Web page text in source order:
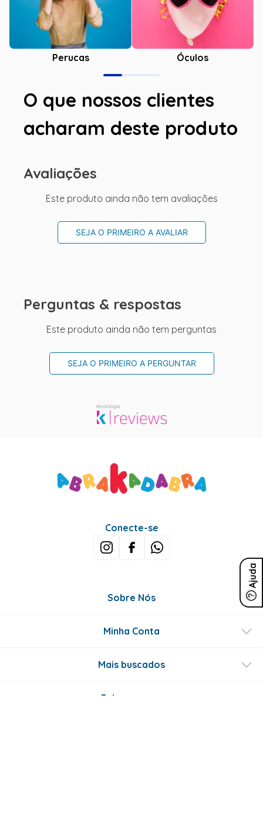
Perucas Óculos
O que nossos clientes
acharam deste produto
Avaliações
Este produto ainda não tem avaliações
SEJA O PRIMEIRO A AVALIAR
Perguntas & respostas
Este produto ainda não tem perguntas
SEJA O PRIMEIRO A PERGUNTAR
Ajuda
Conecte-se
Sobre Nós
Minha Conta
Mais buscados
Fale conosco